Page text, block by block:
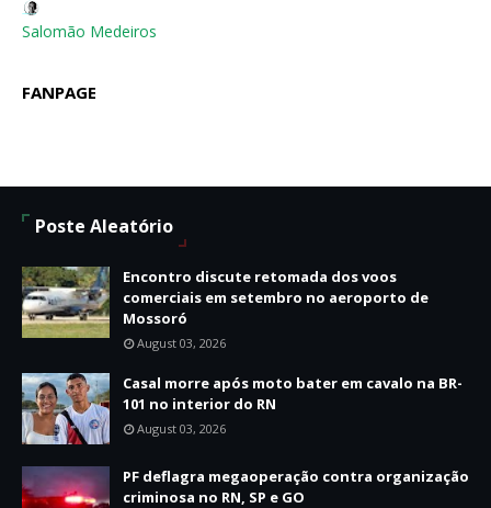
Salomão Medeiros
FANPAGE
Poste Aleatório
Encontro discute retomada dos voos
comerciais em setembro no aeroporto de
Mossoró
August 03, 2026
Casal morre após moto bater em cavalo na BR-
101 no interior do RN
August 03, 2026
PF deflagra megaoperação contra organização
criminosa no RN, SP e GO